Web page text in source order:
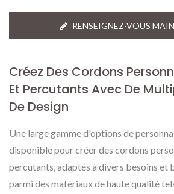
RENSEIGNEZ-VOUS
Créez Des Cordons
Et Percutants Avec De
De Design
Une large gamme d'options de
disponible pour créer des cordons
percutants, adaptés à divers besoins et
parmi des matériaux de haute qualité